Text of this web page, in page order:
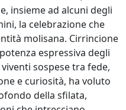
insieme ad alcuni degli
la celebrazione che
molisana. Cirrincione
espressiva degli
sospese tra fede,
e curiosità, ha voluto
della sfilata,